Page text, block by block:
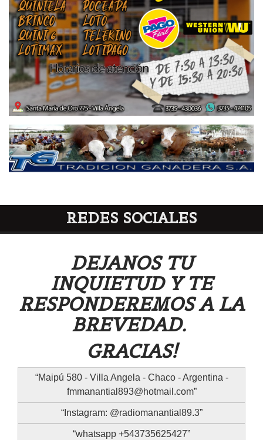
REDES SOCIALES
DEJANOS TU
INQUIETUD Y TE
RESPONDEREMOS A LA
BREVEDAD.
GRACIAS!
Maipú 580 - Villa Angela - Chaco - Argentina -
fmmanantial893@hotmail.com
Instagram: @radiomanantial89.3
whatsapp +543735625427